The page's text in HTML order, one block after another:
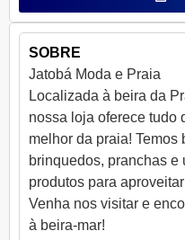
SOBRE
Jatobá Moda e Praia
Localizada à beira da
nossa loja oferece tudo
melhor da praia!
brinquedos, pranchas
produtos para
Venha nos visitar e
à beira-mar!